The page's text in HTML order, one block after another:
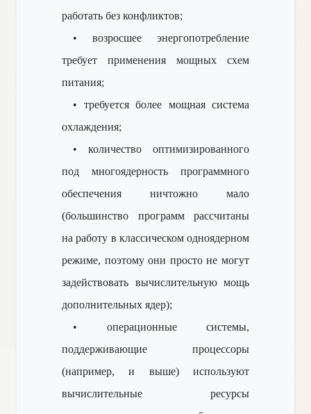
работать без конфликтов;
• возросшее энергопотребление
требует применения мощных схем
питания;
• требуется более мощная система
охлаждения;
• количество оптимизированного
под многоядерность программного
обеспечения ничтожно мало
(большинство программ рассчитаны
на работу в классическом одноядерном
режиме, поэтому они просто не могут
задействовать вычислительную мощь
дополнительных ядер);
• операционные системы,
поддерживающие процессоры
(например,и выше) используют
вычислительные ресурсы